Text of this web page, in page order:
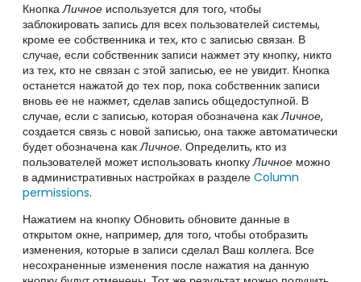
КнопкаЛичное используется для того, чтобы
заблокировать запись для всех пользователей системы,
кроме ее собственника и тех, кто с записью связан. В
случае, если собственник записи нажмет эту кнопку, никто
из тех, кто не связан с этой записью, ее не увидит. Кнопка
останется нажатой до тех пор, пока собственник записи
вновь ее не нажмет, сделав запись общедоступной. В
случае, если с записью, которая обозначена какЛичное,
создается связь с новой записью, она также автоматически
будет обозначена какЛичное. Определить, кто из
пользователей может использовать кнопкуЛичное можно
в административных настройках в разделе Column
permissions.
Нажатием на кнопку Обновить обновите данные в
открытом окне, например, для того, чтобы отобразить
изменения, которые в записи сделал Ваш коллега. Все
несохраненные изменения после нажатия на данную